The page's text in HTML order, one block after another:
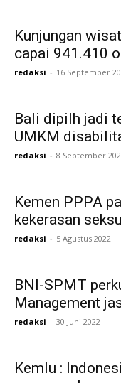
Kunjungan
capai 941.410
redaksi - 16 September
Bali dipilh jadi
UMKM
redaksi - 8 September
Kemen PPPA
kekerasan
redaksi - 5 Agustus 2022
BNI-SPMT
Management
redaksi - 30 Juni 2022
Kemlu :